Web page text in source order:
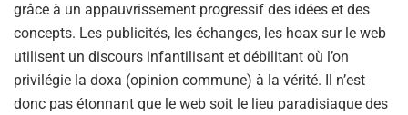
grâce à un appauvrissement progressif des idées et des
concepts. Les publicités, les échanges, les hoax sur le web
utilisent un discours infantilisant et débilitant où l’on
privilégie la doxa (opinion commune) à la vérité. Il n’est
donc pas étonnant que le web soit le lieu paradisiaque des